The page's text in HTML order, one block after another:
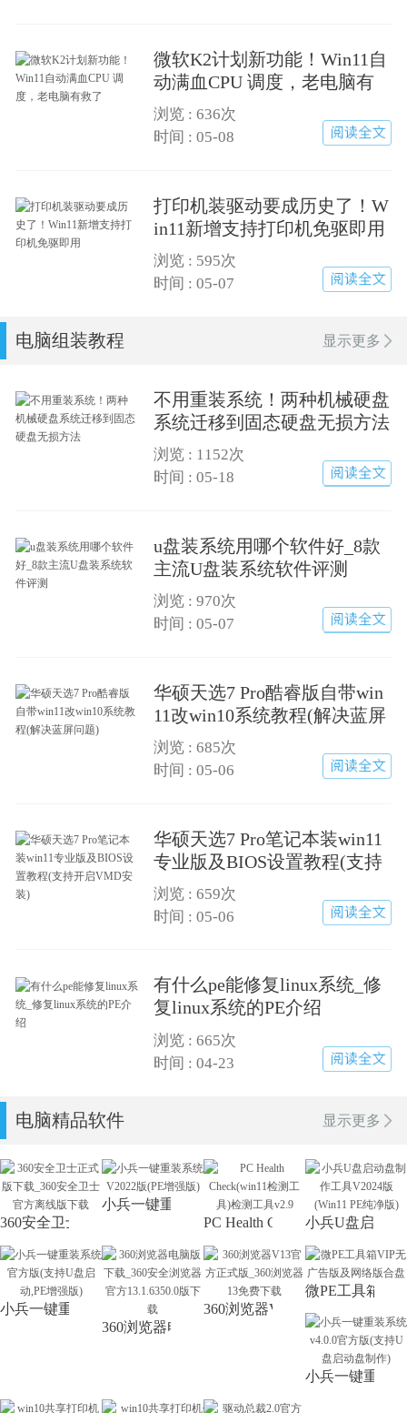
微软K2计划新功能！Win11自
动满血CPU 调度，老电脑有
救了
浏览 : 636次
时间 : 05-08
阅读全文
打印机装驱动要成历史了！W
in11新增支持打印机免驱即用
浏览 : 595次
时间 : 05-07
阅读全文
电脑组装教程 显示更多
不用重装系统！两种机械硬盘
系统迁移到固态硬盘无损方法
浏览 : 1152次
时间 : 05-18
详细查看
u盘装系统用哪个软件好_8款
主流U盘装系统软件评测
浏览 : 970次
时间 : 05-07
详细查看
华硕天选7 Pro酷睿版自带win
11改win10系统教程(解决蓝屏
问题)
浏览 : 685次
时间 : 05-06
详细查看
华硕天选7 Pro笔记本装win11
专业版及BIOS设置教程(支持
开启VMD安装)
浏览 : 659次
时间 : 05-06
详细查看
有什么pe能修复linux系统_修
复linux系统的PE介绍
浏览 : 665次
时间 : 04-23
详细查看
电脑精品软件 显示更多
360安全卫士正式版下载_360安全卫士官方离线版下载
小兵一键重装系统V2022版(PE增强版)
PC Health Check(win11检测工
小兵U盘启动盘
小兵一键重装系统官方版(支持U盘启动,PE增强版)
360浏览器电脑版下载_360安全浏览器官方
360浏览器V13官方正式版_360
微PE工具箱
小兵一键重装